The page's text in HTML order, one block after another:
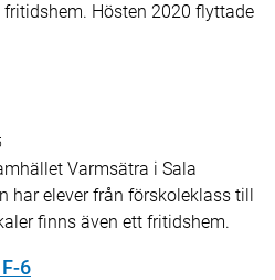
Hösten 2020 flyttade
Varmsätra i Sala
har elever från förskoleklass till
finns även ett fritidshem.
6